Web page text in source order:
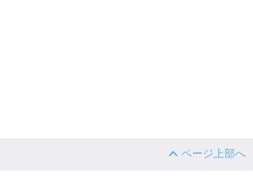
ページ上部へ